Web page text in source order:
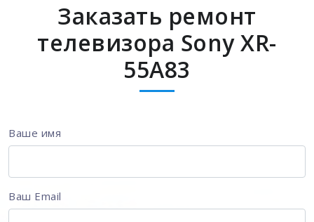
Заказать ремонт
телевизора Sony XR-
55A83
Ваше имя
Ваш Email